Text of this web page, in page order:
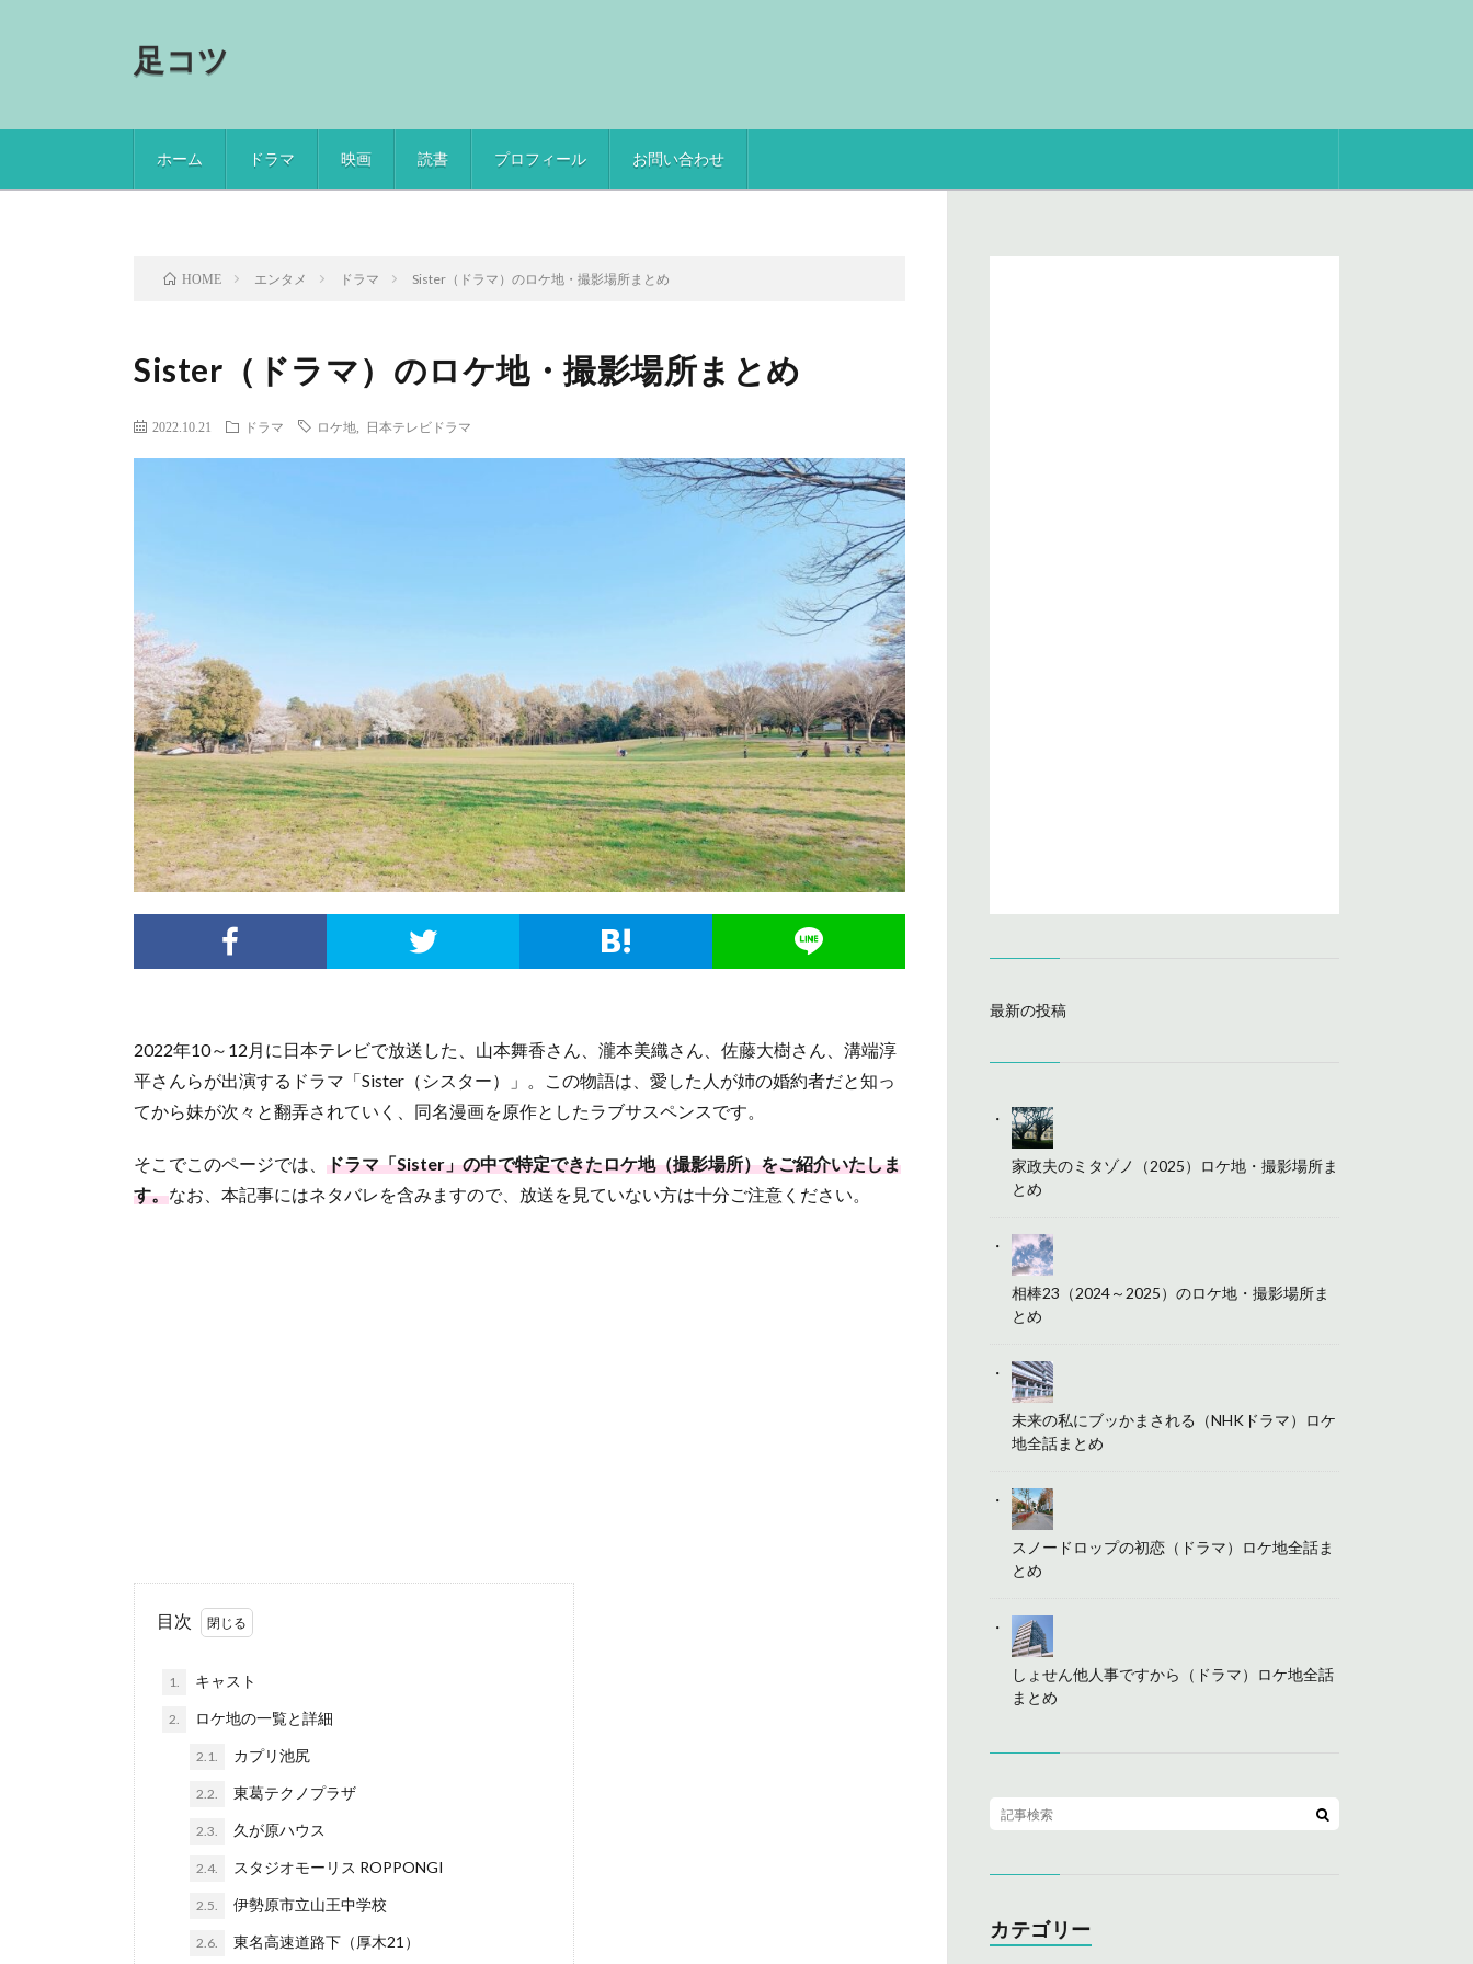
足コツ
ホーム ドラマ 映画 読書 プロフィール お問い合わせ
HOME エンタメ ドラマ Sister（ドラマ）のロケ地・撮影場所まとめ
Sister（ドラマ）のロケ地・撮影場所まとめ
2022.10.21 ドラマ ロケ地 日本テレビドラマ
2022年10～12月に日本テレビで放送した、山本舞香さん、瀧本美織さん、佐藤大樹さん、溝端淳
平さんらが出演するドラマ「Sister（シスター）」。この物語は、愛した人が姉の婚約者だと知っ
てから妹が次々と翻弄されていく、同名漫画を原作としたラブサスペンスです。
そこでこのページでは、 ドラマ「Sister」の中で特定できたロケ地（撮影場所）をご紹介いたしま
す。なお、本記事にはネタバレを含みますので、放送を見ていない方は十分ご注意ください。
目次
1. キャスト
2. ロケ地の一覧と詳細
2.1. カプリ池尻
2.2. 東葛テクノプラザ
2.3. 久が原ハウス
2.4. スタジオモーリス ROPPONGI
2.5. 伊勢原市立山王中学校
2.6. 東名高速道路下（厚木21）
最新の投稿
家政夫のミタゾノ（2025）ロケ地・撮影場所ま
とめ
相棒23（2024～2025）のロケ地・撮影場所ま
とめ
未来の私にブッかまされる（NHKドラマ）ロケ
地全話まとめ
スノードロップの初恋（ドラマ）ロケ地全話ま
とめ
しょせん他人事ですから（ドラマ）ロケ地全話
まとめ
カテゴリー